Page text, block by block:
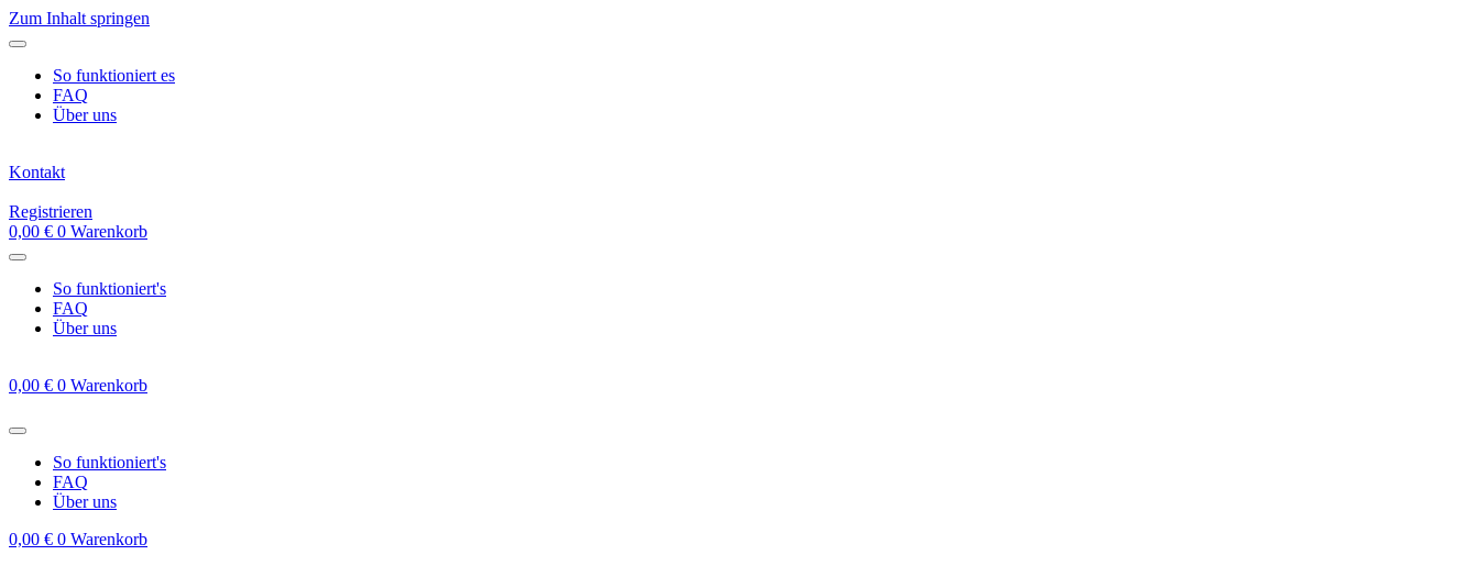
Zum Inhalt springen
So funktioniert es
FAQ
Über uns
Kontakt
Registrieren
0,00 € 0 Warenkorb
So funktioniert's
FAQ
Über uns
0,00 € 0 Warenkorb
So funktioniert's
FAQ
Über uns
0,00 € 0 Warenkorb